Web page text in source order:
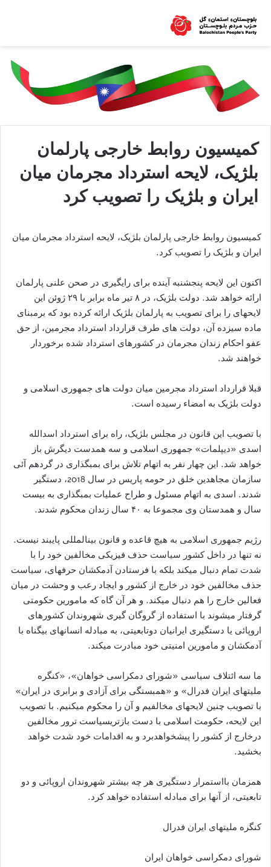
کمیسیون روابط خارجی پارلمان
بلژیک، لایحه استرداد مجرمان میان
ایران و بلژیک را تصویب کرد
کمیسیون روابط خارجی پارلمان بلژیک، لایحه استرداد مجرمان میان
ایران و بلژیک را تصویب کرد.
اکنون این لایحه پنجشنبه آینده برای رایگیری در صحن علنی پارلمان
ارائه خواهد شد. دولت بلژیک، در ۸ تیر ماه برابر با ۲۹ ژوئن این
لایحهای را برای تصویب به پارلمان بلژیک ارائه کرده بود که برمبنای
ماده سیزده آن، دولت های طرف قرارداد استرداد مجرمین، از حق
عفو احکام زندان مجرمان در کشورهای استرداد شده برخوردار
خواهند شد.
قبلا قرارداد استرداد مجرمین میان دولت های جمهوری اسلامی و
دولت بلژیک به امضاء رسیده است.
با تصویب این قانون در مجلس بلژیک، راه برای استرداد اسدالله
اسدی «دیپلمات» جمهوری اسلامی و سه همدست دیگرش باز
خواهد شد. این چهار نفر به اتهام تلاش برای بمبگذاری در گردهم آئی
سازمان مجاهدین خلق در حومه پاریس در سال 2018، دستگیر
شدند. اسدی به اتهام مسئول و طراح عملیات بمبگذاری به بیست
سال و همدستان وی مجموعا به ۴۰ سال زندان محکوم شدند.
رژیم جمهوری اسلامی به هیچ قاعده و قانون بینالمللی پایبند نیست.
نه تنها در داخل کشور سیاست حذف فیزیکی مخالفین خود را با
شدت تمام دنبال میکند بلکه با فرستادن آدمکشان حرفهای، سیاست
حذف مخالفین خود در خارج از کشور و ایجاد رعب و وحشت در میان
فعالین خارج را هم دنبال میکند. و هر آن گاه که مامورین حکومتی
گرفتار میشوند با استفاده از گروگان گیری شهروندان کشورهای
اروپائی یا دستگیری ایرانیان دوتابعیتی، به مبادله انسانهای بیگناه با
آدمکشان و مامورین امنیتی خود مبادرت میکند.
ما سه ائتلاف سیاسی «شورای دمکراسی خواهان»، «کنگره
ملیتهای ایران فدرال» و «همبستگی برای آزادی و برابری در ایران»
با تصویب چنین لایحهای مخالفیم و آن را محکوم میکنیم. با تصویب
این لایحه، حکومت اسلامی با دست بازتریسیاست ترور مخالفین
درخارج از کشور را پیشخواهدبرد و به اقدامات خود شدت خواهد
بخشید.
همزمان بااستمرار دستگیری هر چه بیشتر شهروندان اروپائی و دو
تابعیتی، از آنها برای مبادله استفاده خواهد کرد.
کنگره ملیتهای ایران فدرال
شورای دمکراسی خواهان ایران